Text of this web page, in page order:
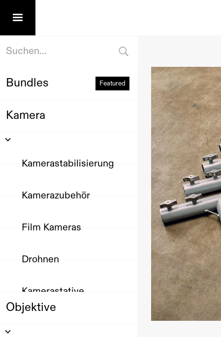
Bundles Featured
Kamera
Kamerastabilisierung
Kamerazubehör
Film Kameras
Drohnen
Kamerastative
Objektive